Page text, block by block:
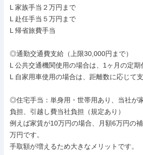
L 家族手当２万円まで
L 赴任手当５万円まで
L 帰省旅費手当
◎通勤交通費支給（上限30,000円まで）
L 公共交通機関使用の場合は、1ヶ月の定期
L 自家用車使用の場合は、距離数に応じて
◎住宅手当：単身用・世帯用あり、当社が
負担、引越し費当社負担（規定あり）
例えば家賃が10万円の場合、月額6万円の
万円です。
手取額が増えるため大きなメリットです。